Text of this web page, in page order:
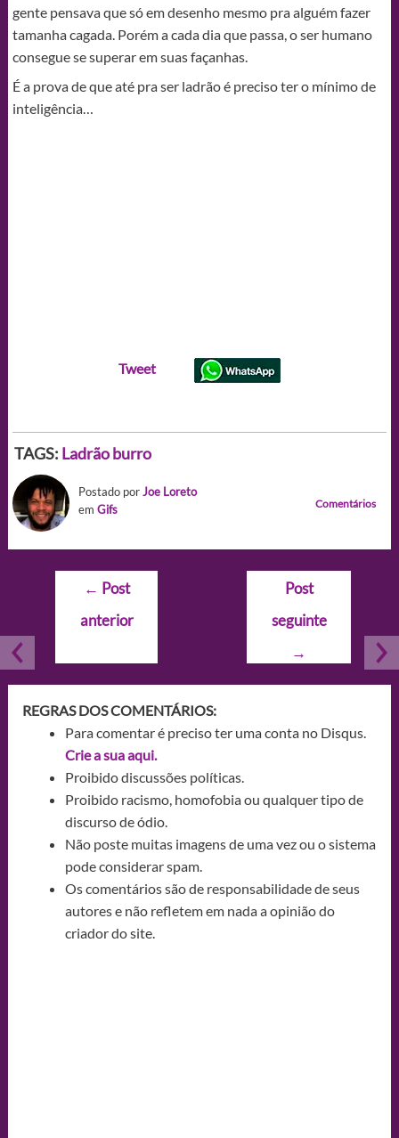
gente pensava que só em desenho mesmo pra alguém fazer
tamanha cagada. Porém a cada dia que passa, o ser humano
consegue se superar em suas façanhas.
É a prova de que até pra ser ladrão é preciso ter o mínimo de
inteligência…
Tweet
TAGS: Ladrão burro
Postado porJoe Loreto
em Gifs Comentários
Navegação
Post
← Post
anterior
Post
seguinte
→
REGRAS DOS COMENTÁRIOS:
Para comentar é preciso ter uma conta no Disqus.
Crie a sua aqui.
Proibido discussões políticas.
Proibido racismo, homofobia ou qualquer tipo de
discurso de ódio.
Não poste muitas imagens de uma vez ou o sistema
pode considerar spam.
Os comentários são de responsabilidade de seus
autores e não refletem em nada a opinião do
criador do site.